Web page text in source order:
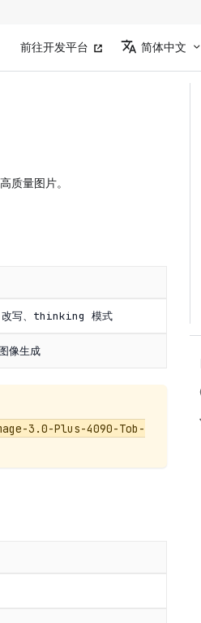
前往开发平台 简体中文
质量图片。
改写、thinking 模式
像生成
3.0-Plus-4090-Tob-